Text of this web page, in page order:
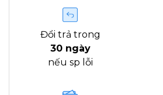
Đổi trả trong
30 ngày
nếu sp lỗi